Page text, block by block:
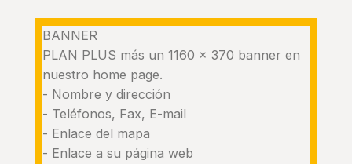
BANNER
PLAN PLUS más un 1160 x 370 banner en
nuestro home page.
- Nombre y dirección
- Teléfonos, Fax, E-mail
- Enlace del mapa
- Enlace a su página web